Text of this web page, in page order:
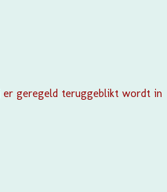
er geregeld teruggeblikt wordt in